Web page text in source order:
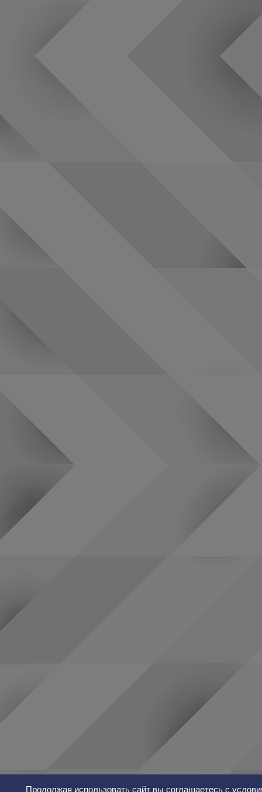
Продолжая использовать сайт вы соглашаетесь с